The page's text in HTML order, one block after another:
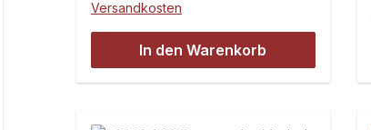
Versandkosten
In den Warenkorb